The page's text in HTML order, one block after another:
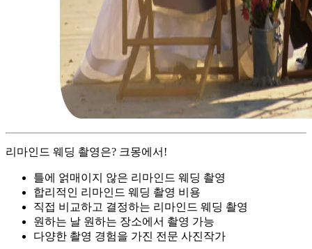
리마인드 웨딩 촬영은? 크몽에서!
틀에 얽매이지 않은 리마인드 웨딩 촬영
합리적인 리마인드 웨딩 촬영 비용
직접 비교하고 결정하는 리마인드 웨딩 촬영
원하는 날 원하는 장소에서 촬영 가능
다양한 촬영 경험을 가진 전문 사진작가